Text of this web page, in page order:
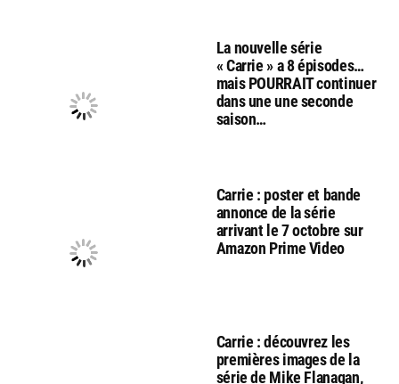
La nouvelle série
« Carrie » a 8 épisodes…
mais POURRAIT continuer
dans une une seconde
saison…
Carrie : poster et bande
annonce de la série
arrivant le 7 octobre sur
Amazon Prime Video
Carrie : découvrez les
premières images de la
série de Mike Flanagan,